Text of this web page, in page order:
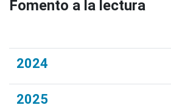
Fomento a la lectura
2024
2025